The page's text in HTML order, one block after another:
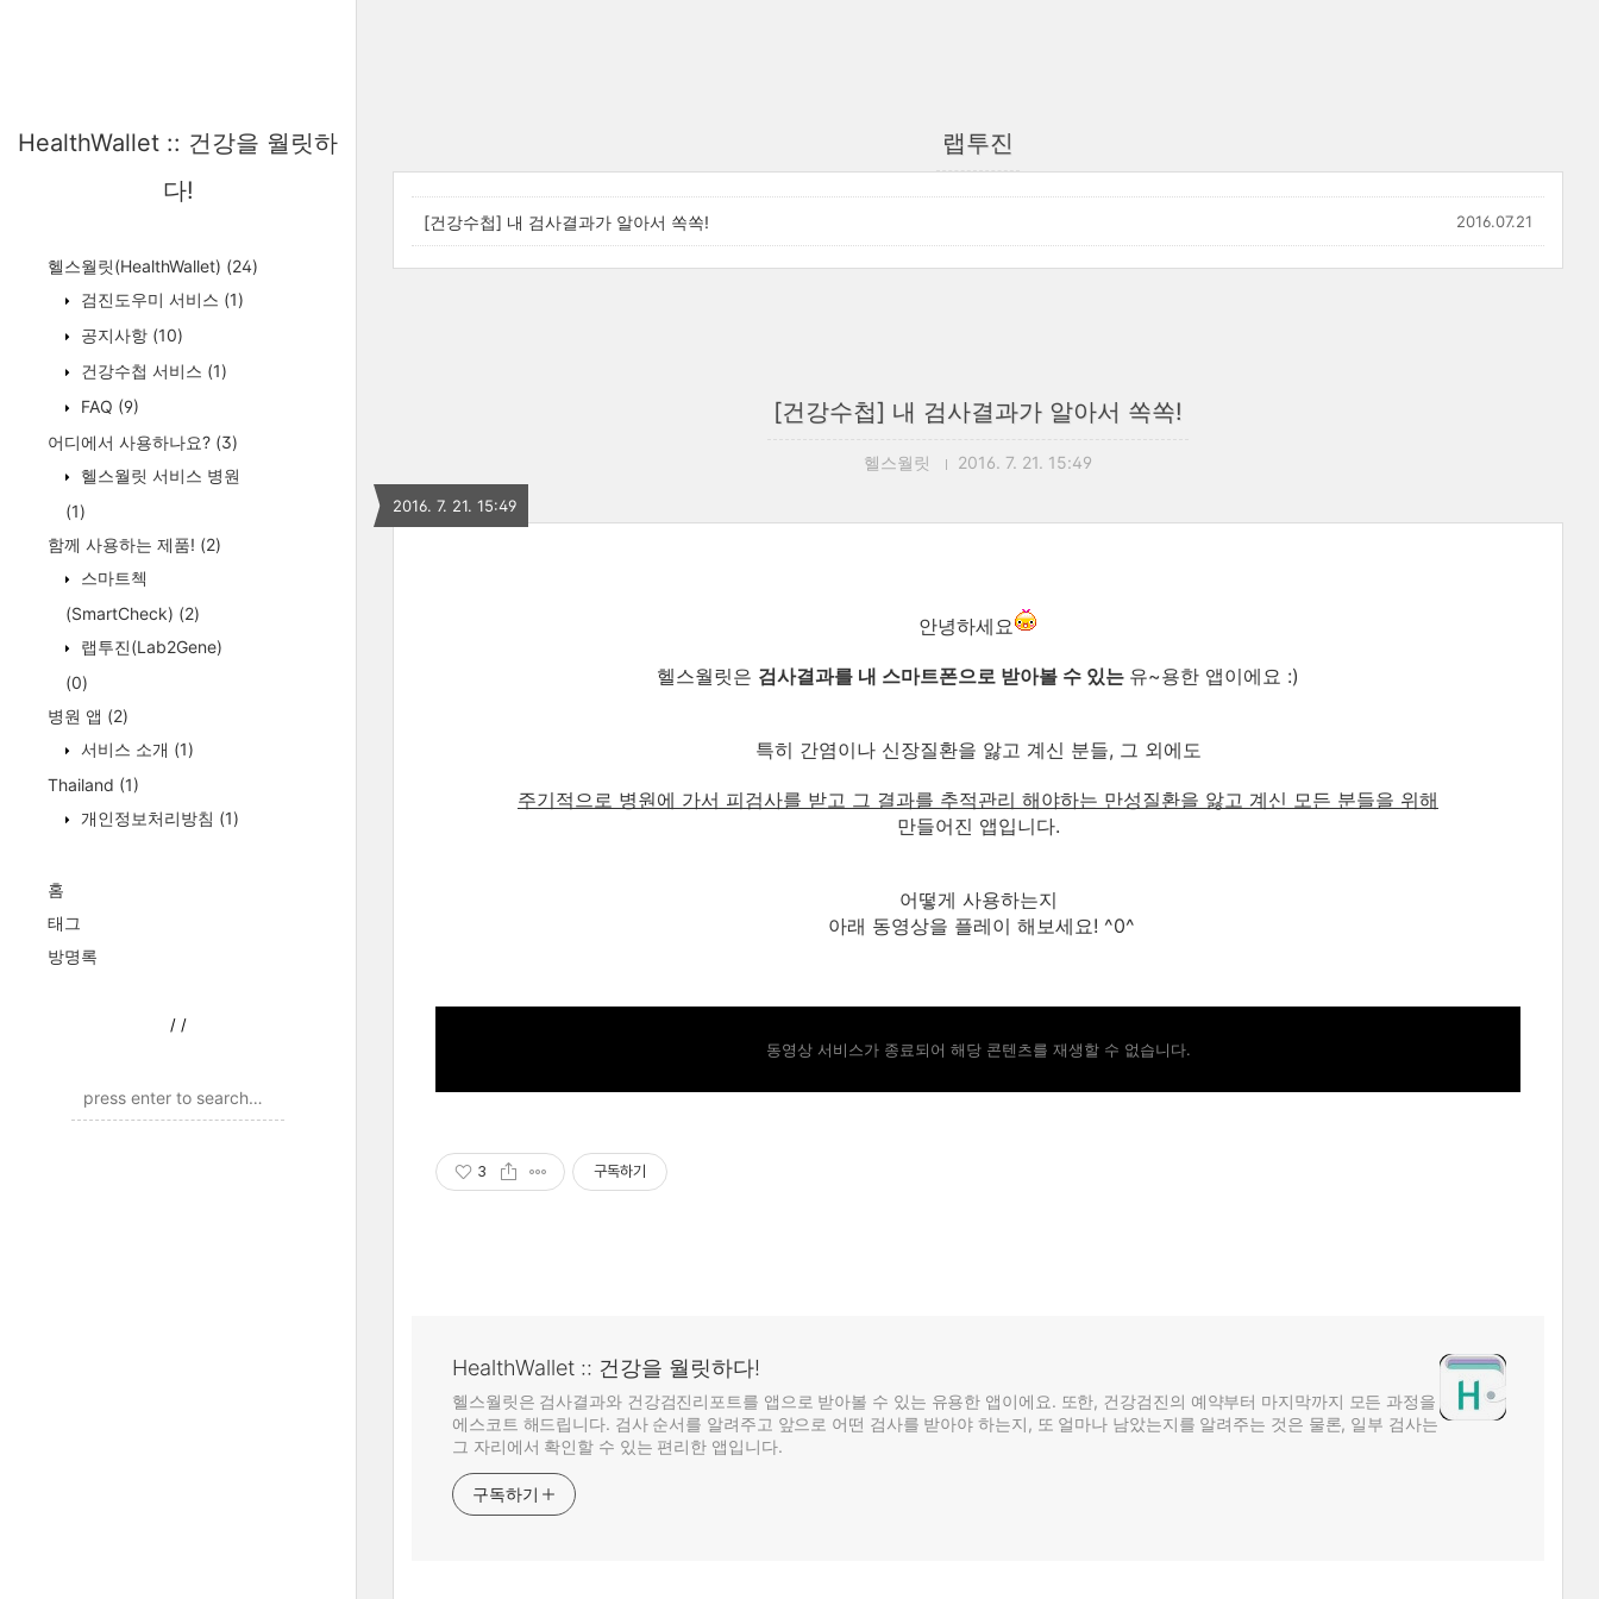
HealthWallet :: 건강을 월릿하
다!
헬스월릿(HealthWallet) (24)
검진도우미 서비스 (1)
공지사항 (10)
건강수첩 서비스 (1)
FAQ (9)
어디에서 사용하나요? (3)
헬스월릿 서비스 병원
(1)
함께 사용하는 제품! (2)
스마트첵
(SmartCheck) (2)
랩투진(Lab2Gene)
(0)
병원 앱 (2)
서비스 소개 (1)
Thailand (1)
개인정보처리방침 (1)
홈
태그
방명록
/ /
랩투진
[건강수첩] 내 검사결과가 알아서 쏙쏙! 2016.07.21
[건강수첩] 내 검사결과가 알아서 쏙쏙!
헬스월릿 2016. 7. 21. 15:49
2016. 7. 21. 15:49
안녕하세요
헬스월릿은 검사결과를 내 스마트폰으로 받아볼 수 있는 유~용한 앱이에요 :)
특히 간염이나 신장질환을 앓고 계신 분들, 그 외에도
주기적으로 병원에 가서 피검사를 받고 그 결과를 추적관리 해야하는 만성질환을 앓고 계신 모든 분들을 위해
만들어진 앱입니다.
어떻게 사용하는지
아래 동영상을 플레이 해보세요! ^0^
동영상 서비스가 종료되어 해당 콘텐츠를 재생할 수 없습니다.
3 구독하기
HealthWallet :: 건강을 월릿하다!
헬스월릿은 검사결과와 건강검진리포트를 앱으로 받아볼 수 있는 유용한 앱이에요. 또한, 건강검진의 예약부터 마지막까지 모든 과정을
에스코트 해드립니다. 검사 순서를 알려주고 앞으로 어떤 검사를 받아야 하는지, 또 얼마나 남았는지를 알려주는 것은 물론, 일부 검사는
그 자리에서 확인할 수 있는 편리한 앱입니다.
구독하기